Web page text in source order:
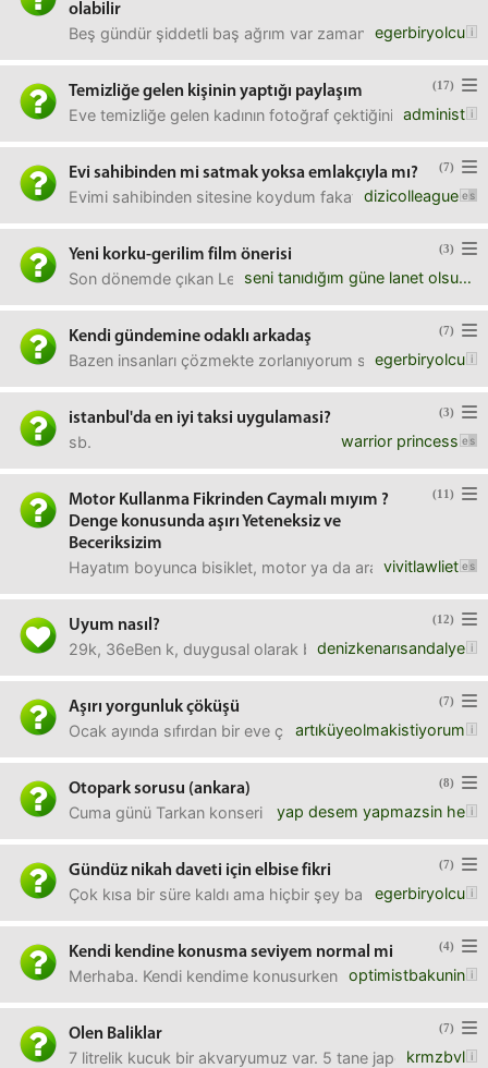
olabilir
egerbiryolcu
Beş gündür şiddetli baş ağrım var zaman zaman
(17)
Temizliğe gelen kişinin yaptığı paylaşım
administ
Eve temizliğe gelen kadının fotoğraf çektiğini görmüş
(7)
Evi sahibinden mi satmak yoksa emlakçıyla mı?
dizicolleague
Evimi sahibinden sitesine koydum fakat 15 gündür
(3)
Yeni korku-gerilim film önerisi
seni tanıdığım güne lanet olsun
Son dönemde çıkan Lee Cronin's The Mummy, Hokum,
(7)
Kendi gündemine odaklı arkadaş
egerbiryolcu
Bazen insanları çözmekte zorlanıyorum sormak
(3)
istanbul'da en iyi taksi uygulamasi?
warrior princess
sb.
(11)
Motor Kullanma Fikrinden Caymalı mıyım ?
Denge konusunda aşırı Yeteneksiz ve
Beceriksizim
vivitlawliet
Hayatım boyunca bisiklet, motor ya da araba
(12)
Uyum nasıl?
denizkenarısandalye
29k, 36eBen k, duygusal olarak başlarda mesafeli ama
(7)
Aşırı yorgunluk çöküşü
artıküyeolmakistiyorum
Ocak ayında sıfırdan bir eve çıkıp sıfır eşyalar
(8)
Otopark sorusu (ankara)
yap desem yapmazsin he
Cuma günü Tarkan konseri için Altındağ millet bahçesine
(7)
Gündüz nikah daveti için elbise fikri
egerbiryolcu
Çok kısa bir süre kaldı ama hiçbir şey bakamadım.
(4)
Kendi kendine konusma seviyem normal mi
optimistbakunin
Merhaba. Kendi kendime konusurken jest ve mimikler
(7)
Olen Baliklar
krmzbvl
7 litrelik kucuk bir akvaryumuz var. 5 tane japon baligi